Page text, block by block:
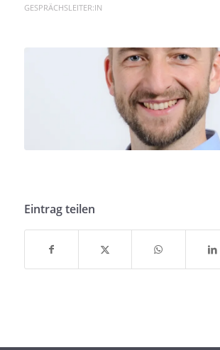
GESPRÄCHSLEITER:IN
Eintrag teilen